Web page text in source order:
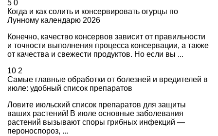
5 0
Когда и как солить и консервировать огурцы по
Лунному календарю 2026
Конечно, качество консервов зависит от правильности
и точности выполнения процесса консервации, а также
от качества и свежести продуктов. Но если вы ...
10 2
Самые главные обработки от болезней и вредителей в
июле: удобный список препаратов
Ловите июльский список препаратов для защиты
ваших растений! В июле основные заболевания
растений вызывают споры грибных инфекций —
пероноспороз, ...